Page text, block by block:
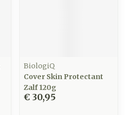
BiologiQ
Cover Skin Protectant
Zalf 120g
€ 30,95